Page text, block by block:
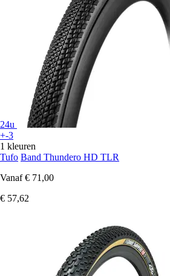
24u
+-3
1 kleuren
Tufo Band Thundero HD TLR
Vanaf € 71,00
€ 57,62